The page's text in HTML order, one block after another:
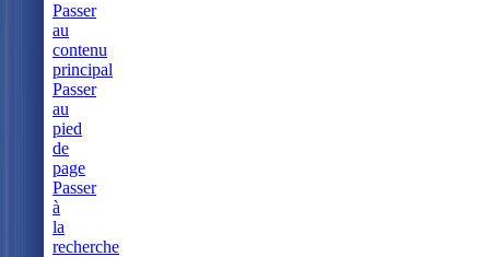
Passer
au
contenu
principal
Passer
au
pied
de
page
Passer
à
la
recherche